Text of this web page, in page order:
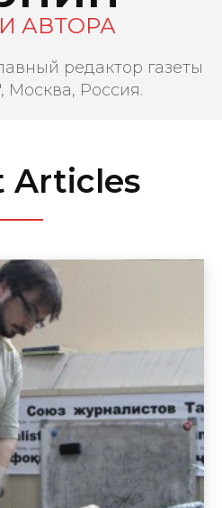
АВТОРА
редактор газеты
Москва, Россия.
Articles